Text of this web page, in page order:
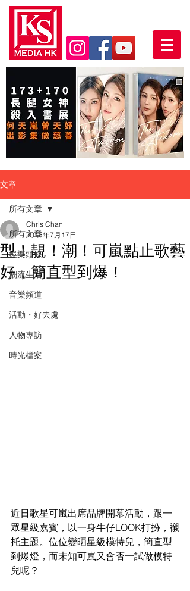
文章
所有文章
娛樂頭條
潮流生活
音樂頻道
活動・好去處
人物專訪
時光檔案
所有文章
型！靚！潮！可嵐點止歌藝
好，簡直型到爆！
Chris Chan
2018年7月17日
近日歌星可嵐出席品牌開幕活動，跟一
眾星級嘉賓，以一身牛仔LOOK打扮，襯
托主題。位位變晒星級模特兒，簡直型
到爆燈，而未知可嵐又會否一試做模特
兒呢？